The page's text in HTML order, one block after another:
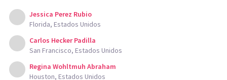
Jessica Perez Rubio
Florida, Estados Unidos
Carlos Hecker Padilla
San Francisco, Estados Unidos
Regina Wohltmuh Abraham
Houston, Estados Unidos